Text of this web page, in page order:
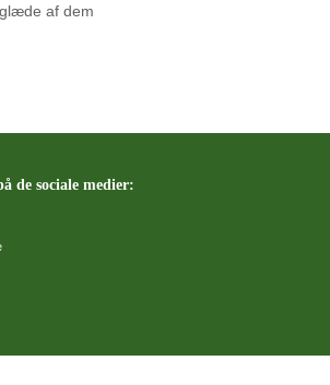
af dem
de sociale medier: